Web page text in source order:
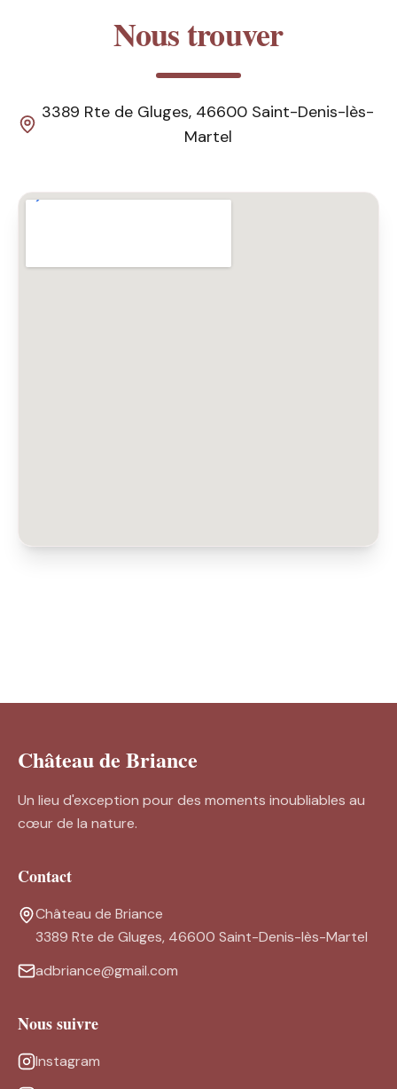
Nous trouver
3389 Rte de Gluges, 46600 Saint-Denis-lès-
Martel
Château de Briance
Un lieu d'exception pour des moments inoubliables au
cœur de la nature.
Contact
Château de Briance
3389 Rte de Gluges, 46600 Saint-Denis-lès-Martel
adbriance@gmail.com
Nous suivre
Instagram